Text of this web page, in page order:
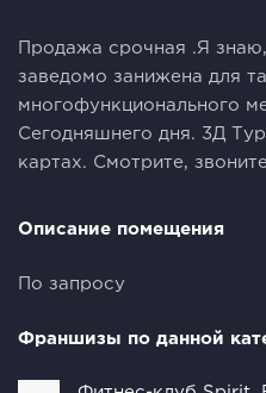
Продажа срочная .Я
заведомо занижена для
многофункционального
Сегодняшнего дня. 3Д
картах. Смотрите,
Описание помещения
По запросу
Франшизы по данной